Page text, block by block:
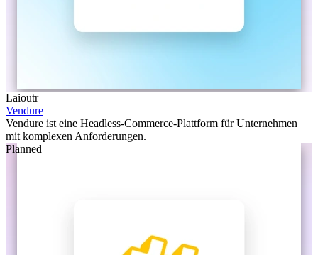
Laioutr
Vendure
Vendure ist eine Headless-Commerce-Plattform für Unternehmen
mit komplexen Anforderungen.
Planned